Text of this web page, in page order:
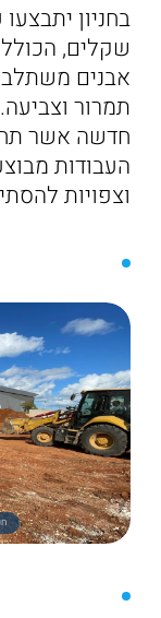
שקלים,
אבנים
תמרור
חדשה אשר
העבודות
וצפויות